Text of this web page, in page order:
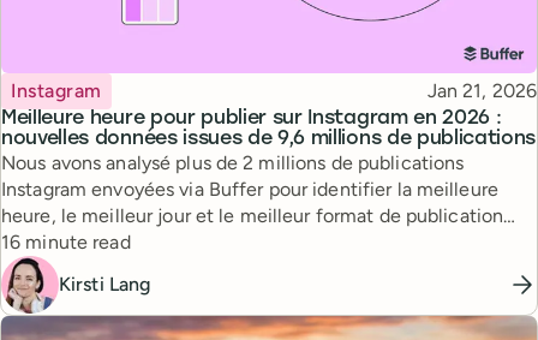
Meilleure heure pour publier sur Instagram en 2026 :
nouvelles données issues de 9,6 millions de publications
Topic
Instagram Published
Jan 21, 2026
Nous avons analysé plus de 2 millions de publications
Instagram envoyées via Buffer pour identifier la meilleure
heure, le meilleur jour et le meilleur format de publication
afin de maximiser la portée.
Reading time
16 minute read
Kirsti Lang